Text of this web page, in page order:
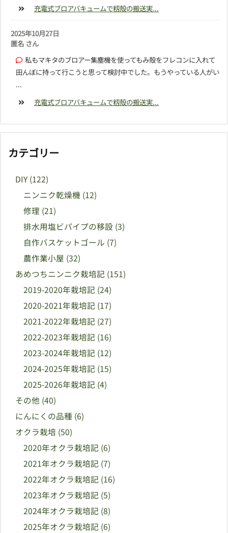
充電式ブロアバキュームで籾殻の搬送実...
2025年10月27日
匿名 さん
私もマキタのブロアー集塵機を使ってもみ殻をフレコンに入れて
田んぼに持って行こうと思って検討中でした。もうやっている人がい
...
充電式ブロアバキュームで籾殻の搬送実...
カテゴリー
DIY (122)
ニンニク乾燥機 (12)
修理 (21)
排水用塩ビパイプの移設 (3)
自作バスケットゴール (7)
農作業小屋 (32)
あめつちニンニク栽培記 (151)
2019-2020年栽培記 (24)
2020-2021年栽培記 (17)
2021-2022年栽培記 (27)
2022-2023年栽培記 (16)
2023-2024年栽培記 (12)
2024-2025年栽培記 (15)
2025-2026年栽培記 (4)
その他 (40)
にんにくの品種 (6)
オクラ栽培 (50)
2020年オクラ栽培記 (6)
2021年オクラ栽培記 (7)
2022年オクラ栽培記 (16)
2023年オクラ栽培記 (5)
2024年オクラ栽培記 (8)
2025年オクラ栽培記 (6)